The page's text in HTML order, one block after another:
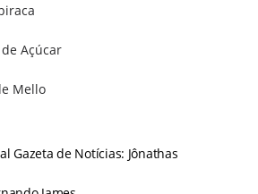
Açúcar
Mello
Gazeta de Notícias: Jônathas